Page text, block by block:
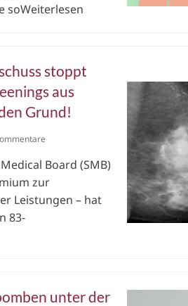
soWeiterlesen
stoppt
aus
Grund!
Board (SMB)
zur
Leistungen – hat
83-
unter der